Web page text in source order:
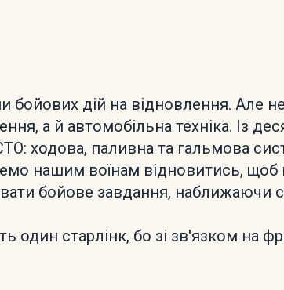
бойових дій на відновлення. Але
а й автомобільна техніка. Із
ходова, паливна та гальмова
нашим воїнам відновитись, щоб
бойове завдання, наближаючи
один старлінк, бо зі зв'язком на